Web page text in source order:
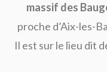
massif des
proche d’Aix-les-
Il est sur le lieu dit